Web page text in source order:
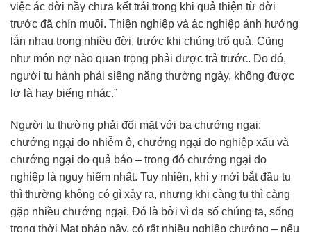
việc ác đời nầy chưa kết trái trong khi quả thiện từ đời
trước đã chín muồi. Thiện nghiệp và ác nghiệp ảnh hưởng
lẫn nhau trong nhiều đời, trước khi chúng trổ quả. Cũng
như món nợ nào quan trọng phải được trả trước. Do đó,
người tu hành phải siêng năng thường ngày, không được
lơ là hay biếng nhác.”
Người tu thường phải đối mặt với ba chướng ngại:
chướng ngại do nhiễm ô, chướng ngại do nghiệp xấu và
chướng ngại do quả báo – trong đó chướng ngại do
nghiệp là nguy hiểm nhất. Tuy nhiên, khi y mới bắt đầu tu
thì thường không có gì xảy ra, nhưng khi càng tu thì càng
gặp nhiều chướng ngại. Đó là bởi vì đa số chúng ta, sống
trong thời Mạt pháp nầy, có rất nhiều nghiệp chướng – nếu